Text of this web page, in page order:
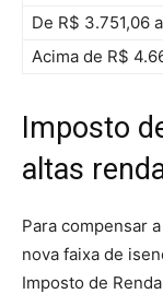
De R$ 3.751,06
Acima de R$
Imposto
altas
Para compensar
nova faixa de
Imposto de